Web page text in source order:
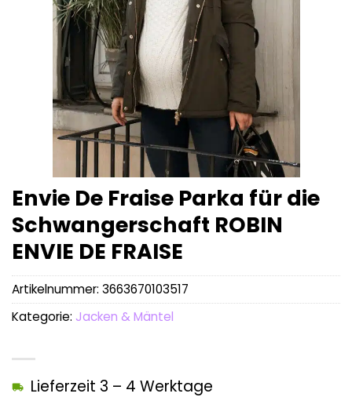
Envie De Fraise Parka für die
Schwangerschaft ROBIN
ENVIE DE FRAISE
Lieferzeit 3 – 4 Werktage
Artikelnummer: 3663670103517
Kategorie: Jacken & Mäntel